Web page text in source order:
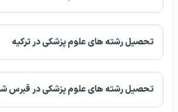
تحصیل رشته های علوم پزشکی در ترکیه
تحصیل رشته های علوم پزشکی در قبرس